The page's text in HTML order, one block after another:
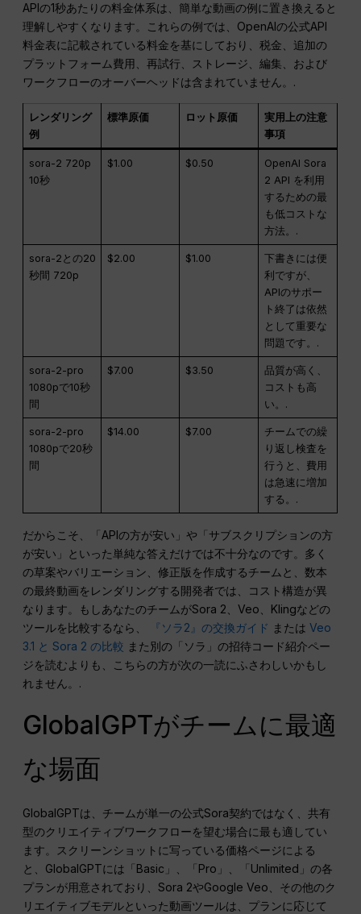
APIの1秒あたりの料金体系は、簡単な動画の例に置き換えると
理解しやすくなります。これらの例では、OpenAIの公式API
料金表に記載されている料金を基にしており、税金、追加の
プラットフォーム費用、再試行、ストレージ、編集、および
ワークフローのオーバーヘッドは含まれていません。.
レンダリング
例
標準原価 ロット原価
実用上の注意
事項
sora-2 720p
10秒
$1.00 $0.50
OpenAI Sora
2 API を利用
するための最
も低コストな
方法。.
sora-2との20
秒間 720p
$2.00 $1.00
下書きには便
利ですが、
APIのサポー
ト終了は依然
として重要な
問題です。.
sora-2-pro
1080pで10秒
間
$7.00 $3.50
品質が高く、
コストも高
い。.
sora-2-pro
1080pで20秒
間
$14.00 $7.00
チームでの繰
り返し検査を
行うと、費用
は急速に増加
する。.
だからこそ、「APIの方が安い」や「サブスクリプションの方
が安い」といった単純な答えだけでは不十分なのです。多く
の草案やバリエーション、修正版を作成するチームと、数本
の最終動画をレンダリングする開発者では、コスト構造が異
なります。もしあなたのチームがSora 2、Veo、Klingなどの
ツールを比較するなら、
『ソラ2』の交換ガイド またはVeo
3.1 と Sora 2 の比較 また別の「ソラ」の招待コード紹介ペー
ジを読むよりも、こちらの方が次の一読にふさわしいかもし
れません。.
GlobalGPTがチームに最適
な場面
GlobalGPTは、チームが単一の公式Sora契約ではなく、共有
型のクリエイティブワークフローを望む場合に最も適してい
ます。スクリーンショットに写っている価格ページによる
と、GlobalGPTには「Basic」、「Pro」、「Unlimited」の各
プランが用意されており、Sora 2やGoogle Veo、その他のク
リエイティブモデルといった動画ツールは、プランに応じて